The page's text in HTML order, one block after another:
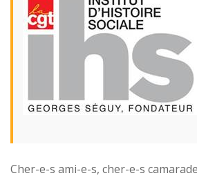
Cher-e-s ami-e-s, cher-e-s